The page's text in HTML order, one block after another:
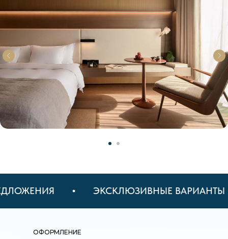
ЭКСКЛЮЗИВНЫЕ ВАРИАНТЫ
ОФОРМЛЕНИЕ